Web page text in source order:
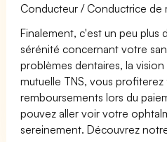
Conducteur / Conductrice de
Finalement, c'est un peu plus
sérénité concernant votre
problèmes dentaires, la vision
mutuelle TNS, vous
remboursements lors du
pouvez aller voir votre
sereinement. Découvrez